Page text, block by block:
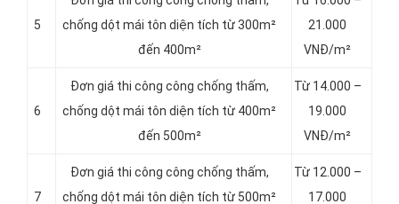
5
chống dột mái tôn diện tích từ 300m²
đến 400m²
21.000
VNĐ/m²
6
Đơn giá thi công công chống thấm,
chống dột mái tôn diện tích từ 400m²
đến 500m²
Từ 14.000 –
19.000
VNĐ/m²
7
Đơn giá thi công công chống thấm,
chống dột mái tôn diện tích từ 500m²
Từ 12.000 –
17.000